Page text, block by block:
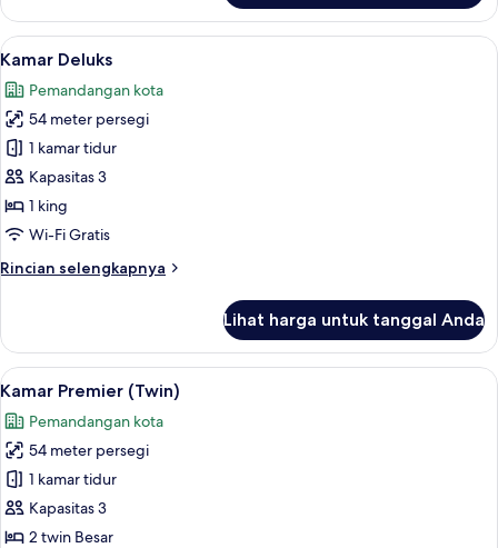
Kamar
Twin
Standar
Lihat
semua
foto
untuk
Kamar
Deluks
Seprai premium, selimut bulu angsa,
7
Kamar Deluks
Pemandangan kota
54 meter persegi
1 kamar tidur
Kapasitas 3
1 king
Wi-Fi Gratis
Rincian selengkapnya
Rincian
Kamar
Deluks
Lihat harga untuk tanggal Anda
Lihat
semua
foto
untuk
Kamar
Premier
(Twin)
Seprai premium, selimut bulu angsa,
6
Kamar Premier (Twin)
Pemandangan kota
54 meter persegi
1 kamar tidur
Kapasitas 3
2 twin Besar